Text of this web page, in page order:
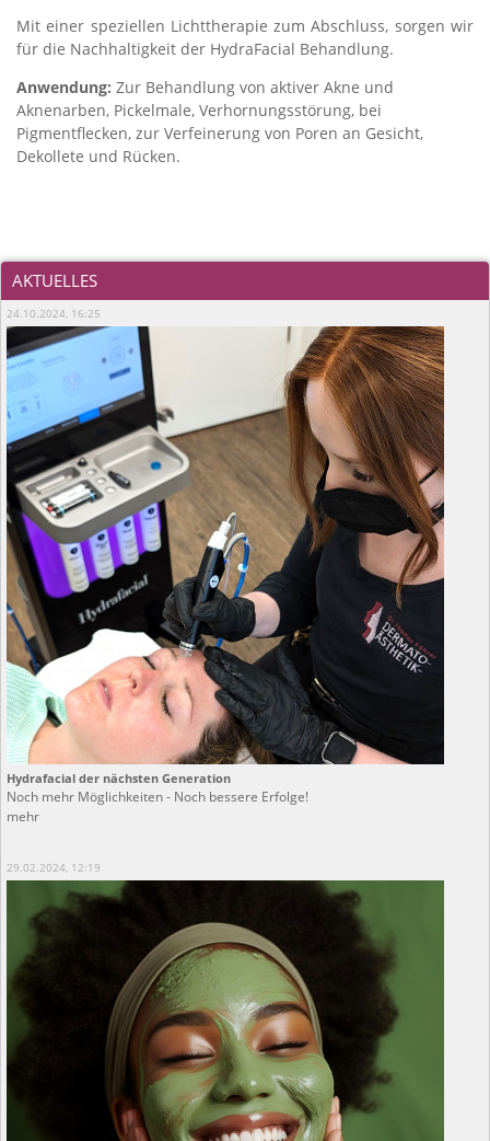
Mit einer speziellen Lichttherapie zum Abschluss, sorgen wir
für die Nachhaltigkeit der HydraFacial Behandlung.
Anwendung: Zur Behandlung von aktiver Akne und
Aknenarben, Pickelmale, Verhornungsstörung, bei
Pigmentflecken, zur Verfeinerung von Poren an Gesicht,
Dekollete und Rücken.
AKTUELLES
24.10.2024, 16:25
Hydrafacial der nächsten Generation
Noch mehr Möglichkeiten - Noch bessere Erfolge!
mehr
29.02.2024, 12:19